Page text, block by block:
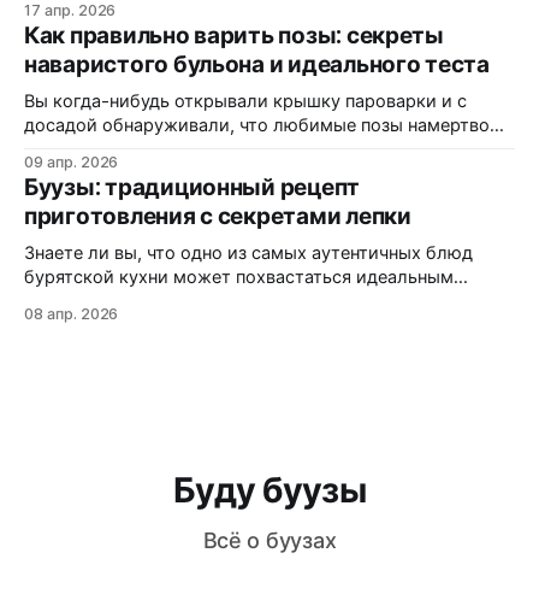
материале вы узнаете, почему одни называют их
«буузы», а другие — «позы», как диаспора адаптирует
рецепт под западные реалии, и где именно на трассах
Монтаны можно заказать свежую партию без
17 апр. 2026
Как правильно варить позы: секреты
наваристого бульона и идеального теста
Вы когда-нибудь открывали крышку пароварки и с
досадой обнаруживали, что любимые позы намертво
пирожок, а внутри — сухо и безвкусно? Статистика
кулинарных форумов показывает: более 60% новичков
сталкиваются с этими проблемами при первом
знакомстве с бурятской кухней. В этой статье вы
узнаете:
09 апр. 2026
Буузы: традиционный рецепт
приготовления с секретами лепки
Знаете ли вы, что одно из самых аутентичных блюд
бурятской кухни может похвастаться идеальным
Буузы (или позы, как их ошибочно называют) — это не
08 апр. 2026
Буду буузы
Всё о буузах